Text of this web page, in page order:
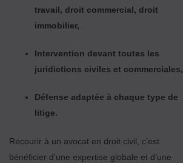
travail, droit commercial, droit
immobilier,
Intervention devant toutes les
juridictions civiles et commerciales,
Défense adaptée à chaque type de
litige.
Recourir à un avocat en droit civil, c’est
bénéficier d’une expertise globale et d’une